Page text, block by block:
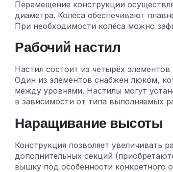
Перемещение конструкции
диаметра. Колеса обеспечивают
При необходимости колёса можно
Рабочий настил
Настил состоит из четырёх
Один из элементов снабжен люком,
между уровнями. Настилы могут
в зависимости от типа выполняемых
Наращивание высоты
Конструкция позволяет увеличивать
дополнительных секций
вышку под особенности конкретного